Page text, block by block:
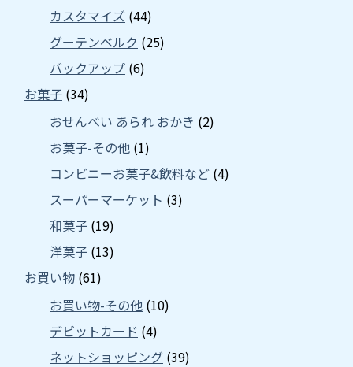
カスタマイズ (44)
グーテンベルク (25)
バックアップ (6)
お菓子 (34)
おせんべい あられ おかき (2)
お菓子-その他 (1)
コンビニーお菓子&飲料など (4)
スーパーマーケット (3)
和菓子 (19)
洋菓子 (13)
お買い物 (61)
お買い物-その他 (10)
デビットカード (4)
ネットショッピング (39)